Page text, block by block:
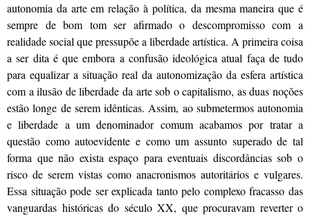
autonomia da arte em relação à política, da mesma maneira que é
sempre de bom tom ser afirmado o descompromisso com a
realidade social que pressupõe a liberdade artística. A primeira coisa
a ser dita é que embora a confusão ideológica atual faça de tudo
para equalizar a situação real da autonomização da esfera artística
com a ilusão de liberdade da arte sob o capitalismo, as duas noções
estão longe de serem idênticas. Assim, ao submetermos autonomia
e liberdade a um denominador comum acabamos por tratar a
questão como autoevidente e como um assunto superado de tal
forma que não exista espaço para eventuais discordâncias sob o
risco de serem vistas como anacronismos autoritários e vulgares.
Essa situação pode ser explicada tanto pelo complexo fracasso das
vanguardas históricas do século XX, que procuravam reverter o